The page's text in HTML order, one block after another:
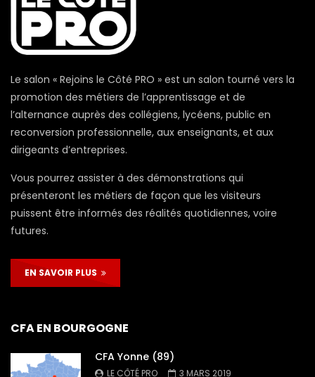
Le salon « Rejoins le Côté PRO » est un salon tourné vers la
promotion des métiers de l’apprentissage et de
l’alternance auprès des collégiens, lycéens, public en
reconversion professionnelle, aux enseignants, et aux
dirigeants d’entreprises.
Vous pourrez assister à des démonstrations qui
présenteront les métiers de façon que les visiteurs
puissent être informés des réalités quotidiennes, voire
futures.
EN SAVOIR PLUS
CFA EN BOURGOGNE
CFA Yonne (89)
LE CÔTÉ PRO 3 MARS 2019